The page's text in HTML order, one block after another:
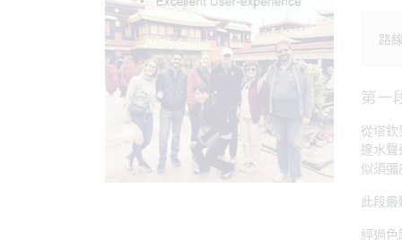
路
第一
從塔
邃水
似須
此段
經過